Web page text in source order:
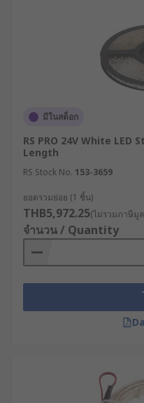
มีในสต็อก
RS PRO 24V White LED
Length
RS Stock No. 153-3659
ยอดรวมย่อย (1 ชิ้น)
THB5,972.25(ไม่รวมภาษีมู
จำนวน / Quantity